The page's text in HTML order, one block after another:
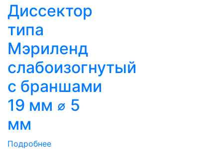
Диссектор
типа
Мэриленд
слабоизогнутый
с браншами
19 мм ⌀ 5
мм
Подробнее